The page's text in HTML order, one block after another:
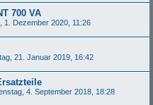
700 VA
1. Dezember 2020, 11:26
21. Januar 2019, 16:42
4. September 2018, 18:28